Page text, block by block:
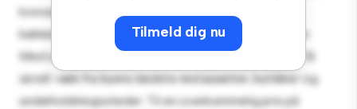
Tilmeld dig nu
koncept er perfekt til at underholde, og det slanke
køkken er udstyret med de bedste hårde hvidevarer.
Med sin førsteklasses beliggenhed vil du være kun få
skridt væk fra byens bedste restauranter, butikker og
underholdningssteder. Til en overkommelig pris på